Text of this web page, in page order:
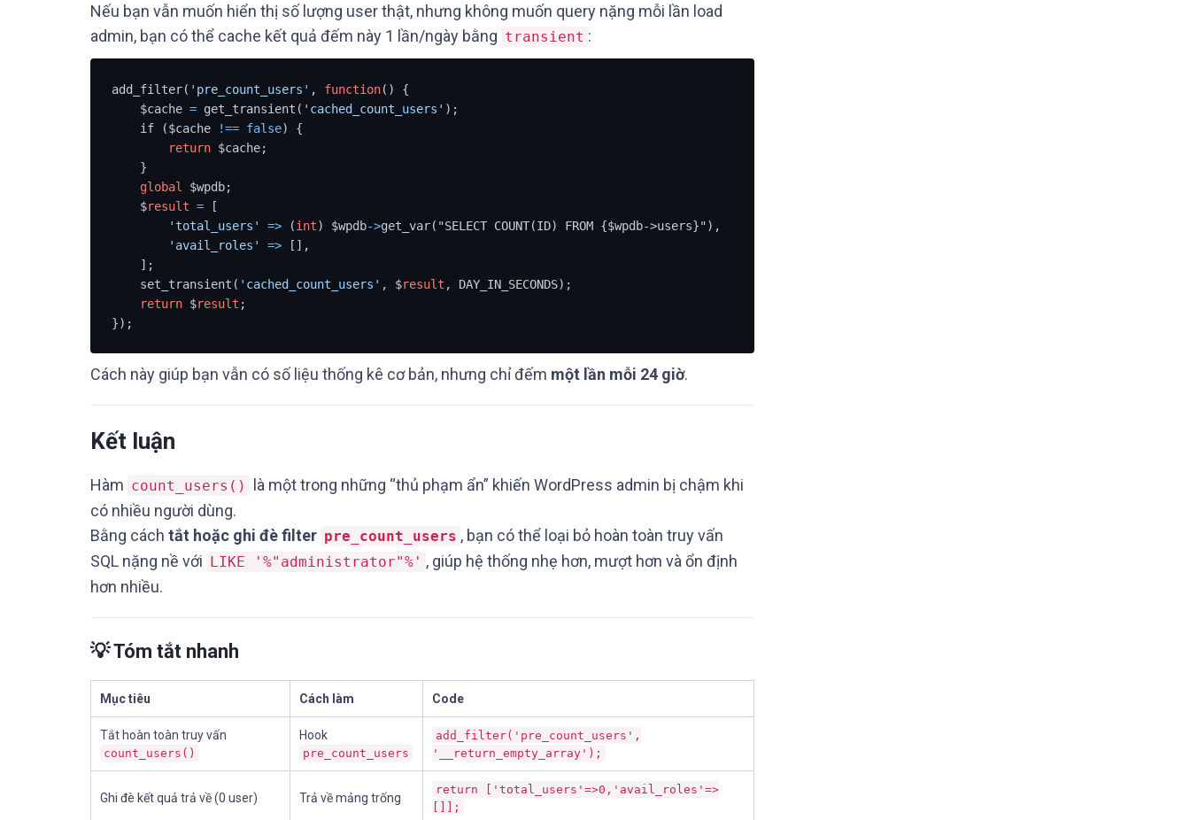
Nếu bạn vẫn muốn hiển thị số lượng user thật, nhưng không muốn query nặng mỗi lần load
admin, bạn có thể cache kết quả đếm này 1 lần/ngày bằng transient :
add_filter( 'pre_count_users' , function() {
    $cache
= get_transient( 'cached_count_users' );
    if ($cache
!== false) {
return $cache;
global
$wpdb;
    $
result = [
'total_users'
=> (int) $wpdb->get_var("SELECT COUNT(ID) FROM {$wpdb->users}"),
'avail_roles'
=> [],
    set_transient(
'cached_count_users' , $result , DAY_IN_SECONDS);
return $result ;
Cách này giúp bạn vẫn có số liệu thống kê cơ bản, nhưng chỉ đếm một lần mỗi 24 giờ.
Kết luận
Hàm count_users()
là một trong những “thủ phạm ẩn” khiến WordPress admin bị chậm khi
có nhiều người dùng.
Bằng cách tắt hoặc ghi đè filter pre_count_users , bạn có thể loại bỏ hoàn toàn truy vấn
SQL nặng nề với LIKE '%"administrator"%' , giúp hệ thống nhẹ hơn, mượt hơn và ổn định
hơn nhiều.
💡 Tóm tắt nhanh
Mục tiêu Cách làm Code
Tắt hoàn toàn truy vấn
count_users()
Hook
pre_count_users
add_filter('pre_count_users',
'__return_empty_array');
Ghi đè kết quả trả về (0 user) Trả về mảng trống
return ['total_users'=>0,'avail_roles'=>
[]];